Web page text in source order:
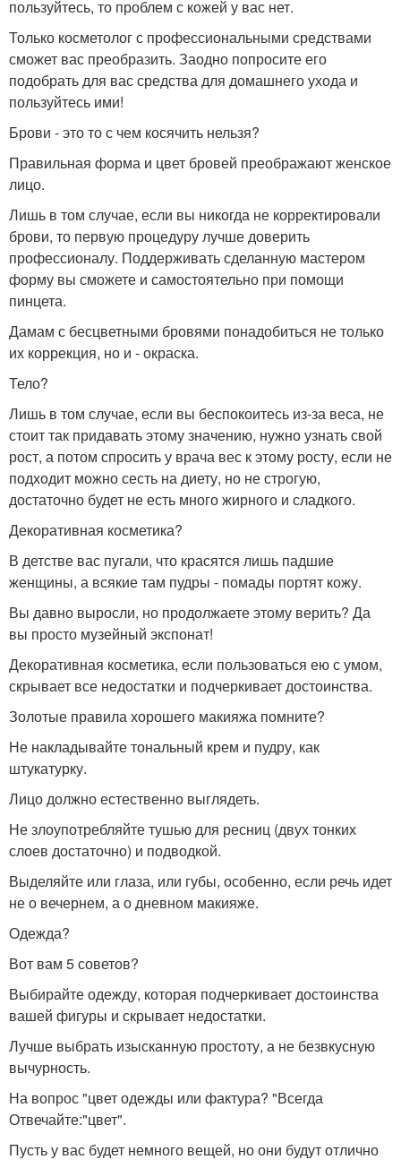
пользуйтесь, то проблем с кожей у вас нет.
Только косметолог с профессиональными средствами
сможет вас преобразить. Заодно попросите его
подобрать для вас средства для домашнего ухода и
пользуйтесь ими!
Брови - это то с чем косячить нельзя?
Правильная форма и цвет бровей преображают женское
лицо.
Лишь в том случае, если вы никогда не корректировали
брови, то первую процедуру лучше доверить
профессионалу. Поддерживать сделанную мастером
форму вы сможете и самостоятельно при помощи
пинцета.
Дамам с бесцветными бровями понадобиться не только
их коррекция, но и - окраска.
Тело?
Лишь в том случае, если вы беспокоитесь из-за веса, не
стоит так придавать этому значению, нужно узнать свой
рост, а потом спросить у врача вес к этому росту, если не
подходит можно сесть на диету, но не строгую,
достаточно будет не есть много жирного и сладкого.
Декоративная косметика?
В детстве вас пугали, что красятся лишь падшие
женщины, а всякие там пудры - помады портят кожу.
Вы давно выросли, но продолжаете этому верить? Да
вы просто музейный экспонат!
Декоративная косметика, если пользоваться ею с умом,
скрывает все недостатки и подчеркивает достоинства.
Золотые правила хорошего макияжа помните?
Не накладывайте тональный крем и пудру, как
штукатурку.
Лицо должно естественно выглядеть.
Не злоупотребляйте тушью для ресниц (двух тонких
слоев достаточно) и подводкой.
Выделяйте или глаза, или губы, особенно, если речь идет
не о вечернем, а о дневном макияже.
Одежда?
Вот вам 5 советов?
Выбирайте одежду, которая подчеркивает достоинства
вашей фигуры и скрывает недостатки.
Лучше выбрать изысканную простоту, а не безвкусную
вычурность.
На вопрос "цвет одежды или фактура? "Всегда
Отвечайте:"цвет".
Пусть у вас будет немного вещей, но они будут отлично